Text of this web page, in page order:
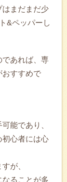
はまだまだ少
&ペッパーし
であれば、専
おすすめで
能であり、
初心者には心
が、
ることが多